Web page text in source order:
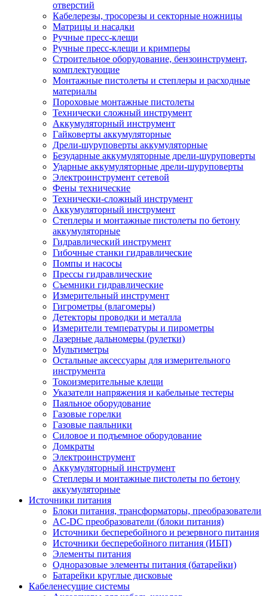
отверстий
Кабелерезы, тросорезы и секторные ножницы
Матрицы и насадки
Ручные пресс-клещи
Ручные пресс-клещи и кримперы
Строительное оборудование, бензоинструмент,
комплектующие
Монтажные пистолеты и степлеры и расходные
материалы
Пороховые монтажные пистолеты
Технически сложный инструмент
Аккумуляторный инструмент
Гайковерты аккумуляторные
Дрели-шуруповерты аккумуляторные
Безударные аккумуляторные дрели-шуруповерты
Ударные аккумуляторные дрели-шуруповерты
Электроинструмент сетевой
Фены технические
Технически-сложный инструмент
Аккумуляторный инструмент
Степлеры и монтажные пистолеты по бетону
аккумуляторные
Гидравлический инструмент
Гибочные станки гидравлические
Помпы и насосы
Прессы гидравлические
Съемники гидравлические
Измерительный инструмент
Гигрометры (влагомеры)
Детекторы проводки и металла
Измерители температуры и пирометры
Лазерные дальномеры (рулетки)
Мультиметры
Остальные аксессуары для измерительного
инструмента
Токоизмерительные клещи
Указатели напряжения и кабельные тестеры
Паяльное оборудование
Газовые горелки
Газовые паяльники
Силовое и подъемное оборудование
Домкраты
Электроинструмент
Аккумуляторный инструмент
Степлеры и монтажные пистолеты по бетону
аккумуляторные
Источники питания
Блоки питания, трансформаторы, преобразователи
AC-DC преобразователи (блоки питания)
Источники бесперебойного и резервного питания
Источники бесперебойного питания (ИБП)
Элементы питания
Одноразовые элементы питания (батарейки)
Батарейки круглые дисковые
Кабеленесущие системы